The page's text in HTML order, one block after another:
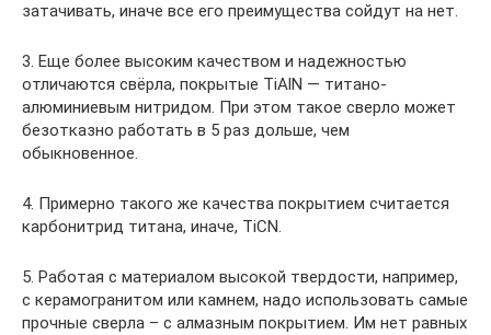
затачивать, иначе все его преимущества сойдут на нет.
3. Еще более высоким качеством и надежностью
отличаются свёрла, покрытые TiAlN — титано-
алюминиевым нитридом. При этом такое сверло может
безотказно работать в 5 раз дольше, чем
обыкновенное.
4. Примерно такого же качества покрытием считается
карбонитрид титана, иначе, TiCN.
5. Работая с материалом высокой твердости, например,
с керамогранитом или камнем, надо использовать самые
прочные сверла – с алмазным покрытием. Им нет равных